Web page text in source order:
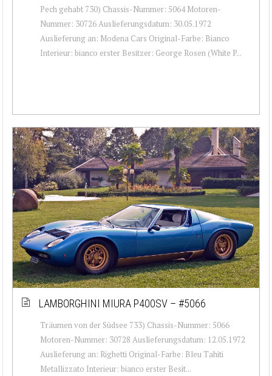
Pech gehabt 730) Chassis-Nummer: 5064 Motoren-
Nummer: 30726 Auslieferungsdatum: 30.05.1972
Auslieferung an: Modena Cars Original-Farbe: Bianco
Interieur: bianco erster Besitzer: George Rosen (White P...
LAMBORGHINI MIURA P400SV – #5066
Träumen von der Südsee 733) Chassis-Nummer: 5066
Motoren-Nummer: 30728 Auslieferungsdatum: 12.05.1972
Auslieferung an: Righetti Original-Farbe: Bleu Tahiti
Metallizzato Interieur: bianco erster Besit...